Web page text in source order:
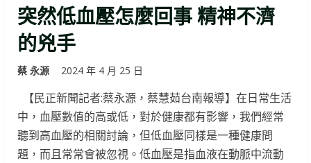
突然低血壓怎麼回事 精神不濟
的兇手
蔡 永源 2024 年 4 月 25 日
【民正新聞記者:蔡永源，蔡慧茹台南報導】在日常生活
中，血壓數值的高或低，對於健康都有影響，我們經常
聽到高血壓的相關討論，但低血壓同樣是一種健康問
題，而且常常會被忽視。低血壓是指血液在動脈中流動